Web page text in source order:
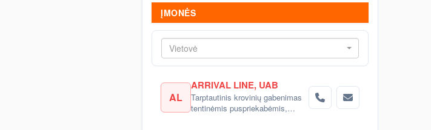
ĮMONĖS
Vietovė
AL
ARRIVAL LINE, UAB
Tarptautinis krovinių gabenimas
tentinėmis puspriekabėmis,